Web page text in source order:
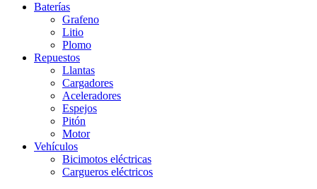
Baterías
Grafeno
Litio
Plomo
Repuestos
Llantas
Cargadores
Aceleradores
Espejos
Pitón
Motor
Vehículos
Bicimotos eléctricas
Cargueros eléctricos